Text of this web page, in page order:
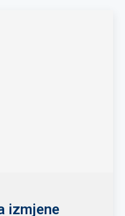
izmjene